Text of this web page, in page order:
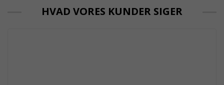
HVAD VORES KUNDER SIGER